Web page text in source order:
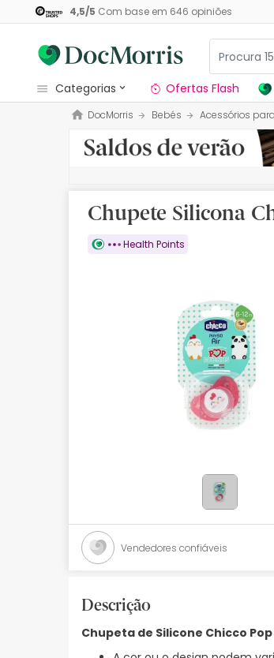
4,5/5 Com base em 646 opiniões
categorias
Dermocosmetica
Nossa marca
Medicamentos
Cosmética
Promoções
Mais vendidos
Health points
Ofertas Flash
DocMorris Bebés Acessórios
Chupete Silicona
Health Points
Vendedores confiáveis
Descrição
Chupeta de Silicone Chicco